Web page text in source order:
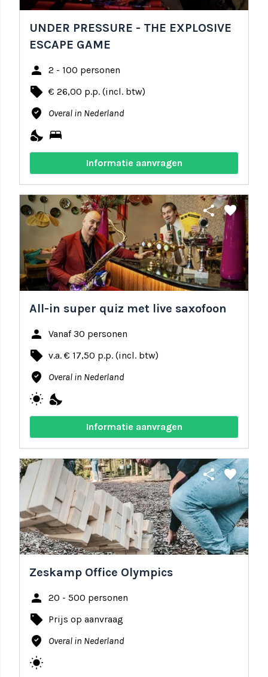
UNDER PRESSURE - THE EXPLOSIVE
ESCAPE GAME
person 2 - 100 personen
local_offer € 26,00 p.p. (incl. btw)
where_to_vote Overal in Nederland
nights_stay bed
Informatie aanvragen
share favorite
All-in super quiz met live saxofoon
person Vanaf 30 personen
local_offer v.a. € 17,50 p.p. (incl. btw)
where_to_vote Overal in Nederland
wb_sunny nights_stay
Informatie aanvragen
share favorite
Zeskamp Office Olympics
person 20 - 500 personen
local_offer Prijs op aanvraag
where_to_vote Overal in Nederland
wb_sunny